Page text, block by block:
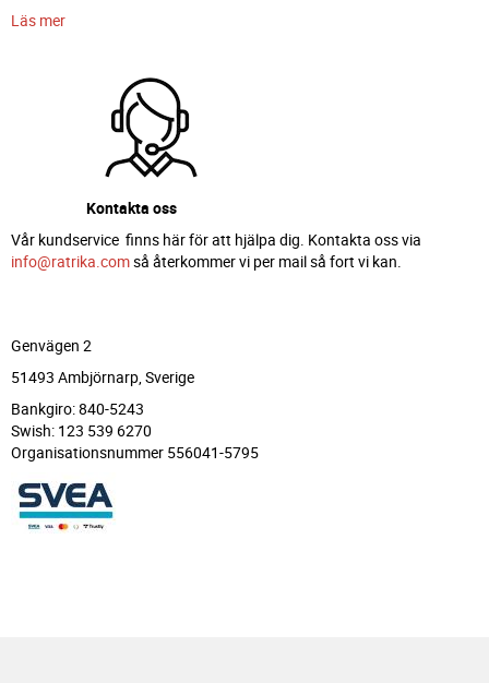
Läs mer
Kontakta oss
Vår kundservice finns här för att hjälpa dig. Kontakta oss via
info@ratrika.comså återkommer vi per mail så fort vi kan.
Genvägen 2
51493 Ambjörnarp, Sverige
Bankgiro: 840-5243
Swish: 123 539 6270
Organisationsnummer 556041-5795